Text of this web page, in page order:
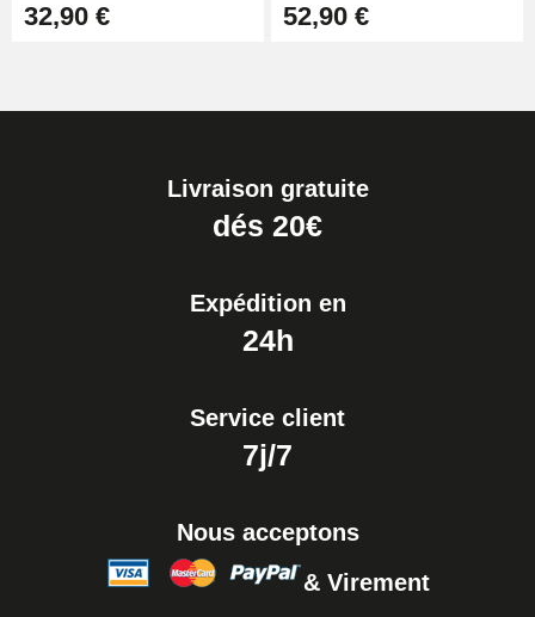
32,90 € 52,90 €
Livraison gratuite
dés 20€
Expédition en
24h
Service client
7j/7
Nous acceptons
& Virement